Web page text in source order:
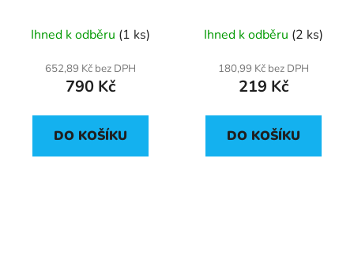
Ihned k odběru (1 ks)
652,89 Kč bez DPH
790 Kč
DO KOŠÍKU
Ihned k odběru (2 ks)
180,99 Kč bez DPH
219 Kč
DO KOŠÍKU